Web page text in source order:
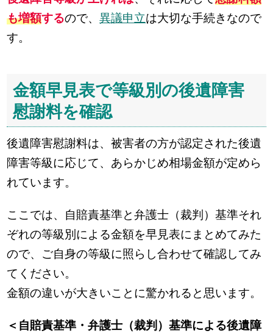
も増額するので、異議申立は大切な手続きなので
す。
金額早見表で等級別の後遺障害
慰謝料を確認
後遺障害慰謝料は、被害者の方が認定された後遺
障害等級に応じて、あらかじめ相場金額が定めら
れています。
ここでは、自賠責基準と弁護士（裁判）基準それ
ぞれの等級別による金額を早見表にまとめてみた
ので、ご自身の等級に照らし合わせて確認してみ
てください。
金額の違いが大きいことに驚かれると思います。
＜自賠責基準・弁護士（裁判）基準による後遺障